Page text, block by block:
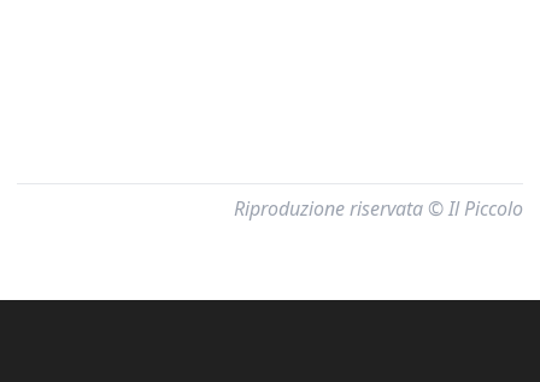
Riproduzione riservata © Il Piccolo